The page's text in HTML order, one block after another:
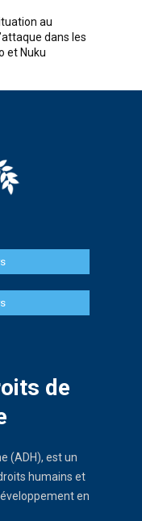
au
dans les
et Nuku
de
(ADH), est un
humains et
en